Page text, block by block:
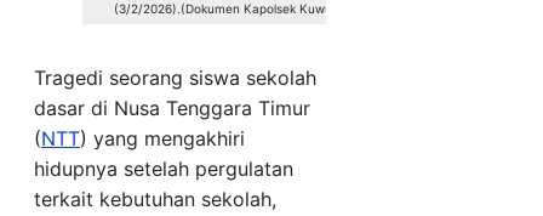
(3/2/2026).(Dokumen Kapolsek Kuwus)
Tragedi seorang siswa sekolah
dasar di Nusa Tenggara Timur
(NTT) yang mengakhiri
hidupnya setelah pergulatan
terkait kebutuhan sekolah,